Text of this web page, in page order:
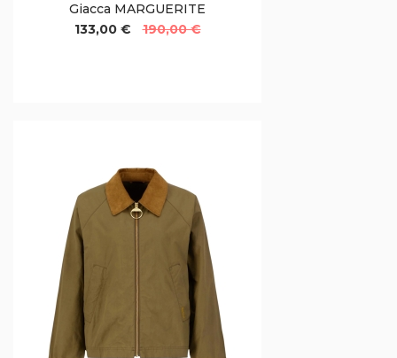
Giacca MARGUERITE
133,00 €
190,00 €